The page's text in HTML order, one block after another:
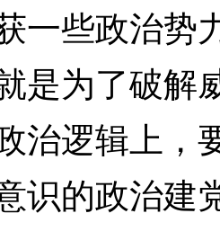
一些政治势
是为了破解
治逻辑上，
识的政治建